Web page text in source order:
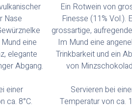
Nase
eine
elegante
Abgang.
einer
ca. 8°C.
Ein Rotwein von
Finesse (11% Vol.).
grossartige,
Im Mund eine
Trinkbarkeit und ein
von
Servieren bei
Temperatur von ca.